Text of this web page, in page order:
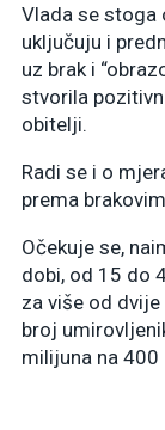
Vlada se stoga
uključuju i
uz brak i
stvorila
obitelji.
Radi se i o
prema
Očekuje se,
dobi, od 15 do
za više od
broj
milijuna na 400